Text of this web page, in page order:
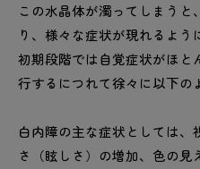
この水晶体が濁ってしまう
り、様々な症状が現れるよう
初期段階では自覚症状がほと
行するにつれて徐々に以下の
白内障の主な症状としては、
さ（眩しさ）の増加、色の見